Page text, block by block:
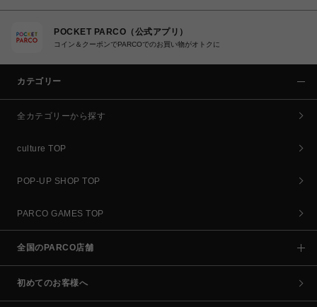
POCKET PARCO（公式アプリ）
コイン＆クーポンでPARCOでのお買い物がオトクに
カテゴリー
全カテゴリーから探す
culture TOP
POP-UP SHOP TOP
PARCO GAMES TOP
全国のPARCO店舗
初めてのお客様へ